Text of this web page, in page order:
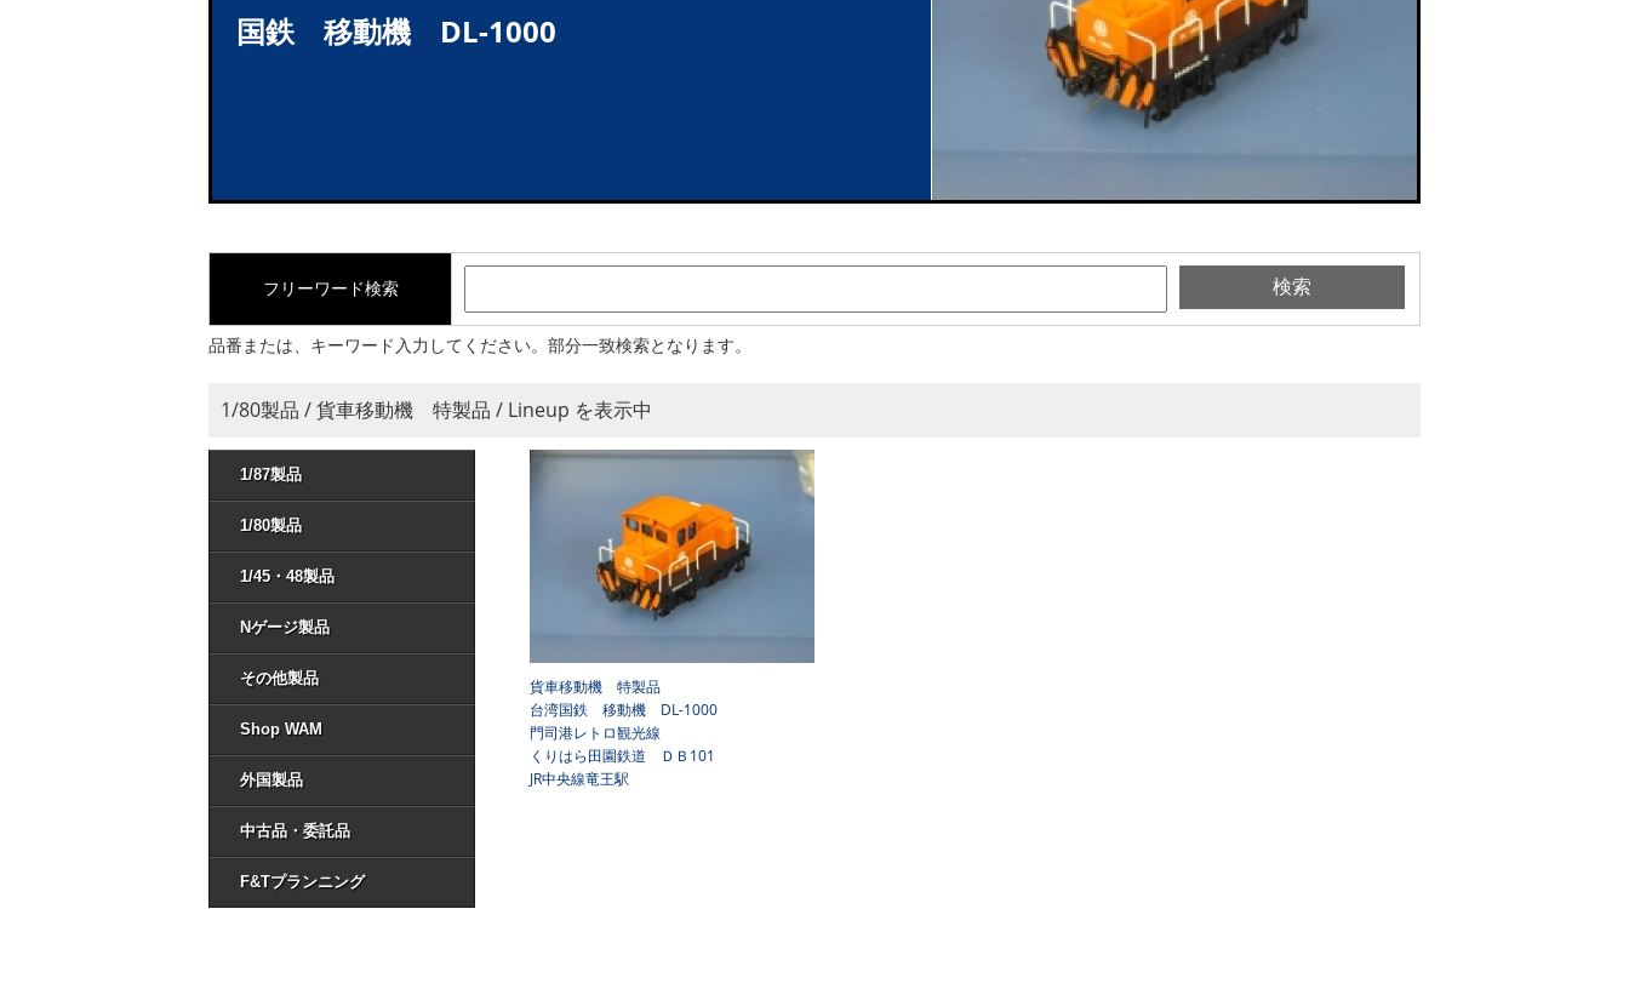
国鉄 移動機 DL-1000
フリーワード検索
品番または、キーワード入力してください。部分一致検索となります。
1/80製品 / 貨車移動機 特製品 / Lineup を表示中
1/87製品
1/80製品
1/45・48製品
Nゲージ製品
その他製品
Shop WAM
外国製品
中古品・委託品
F&Tプランニング
貨車移動機 特製品
台湾国鉄 移動機 DL-1000
門司港レトロ観光線
くりはら田園鉄道 ＤＢ101
JR中央線竜王駅